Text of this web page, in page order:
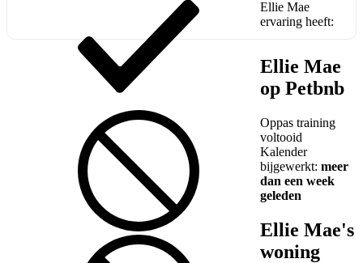
Ellie Mae
ervaring heeft:
Ellie Mae
op Petbnb
Oppas training
voltooid
Kalender
bijgewerkt: meer
dan een week
geleden
Ellie Mae's
woning